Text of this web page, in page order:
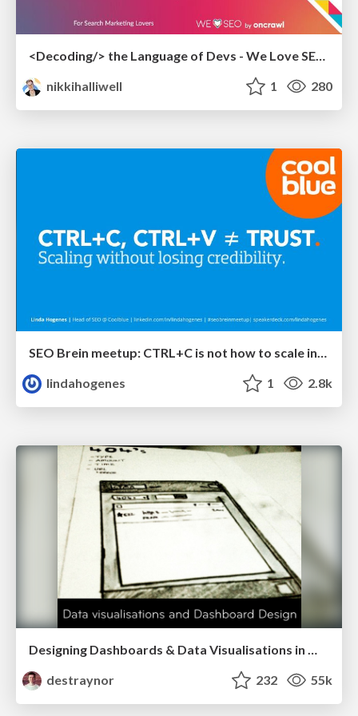
nikkihalliwell
1 280
SEO Brein meetup: CTRL+C is not how to scale international SEO
lindahogenes
1 2.8k
Designing Dashboards & Data Visualisations in Web Apps
destraynor
232 55k